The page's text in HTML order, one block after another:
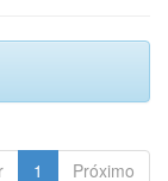
1 Próximo